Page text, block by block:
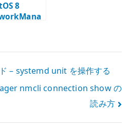
8
– systemd unit を操作する
nmcli connection show の
読み方